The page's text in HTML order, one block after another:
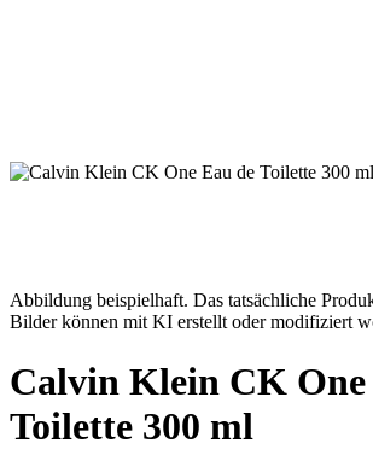
Abbildung beispielhaft. Das tatsächliche
Bilder können mit KI erstellt oder modifiziert
Calvin Klein CK One
Toilette 300 ml